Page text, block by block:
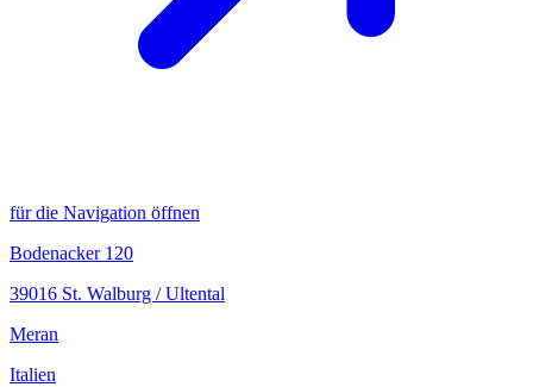
für die Navigation öffnen
Bodenacker 120
39016 St. Walburg / Ultental
Meran
Italien